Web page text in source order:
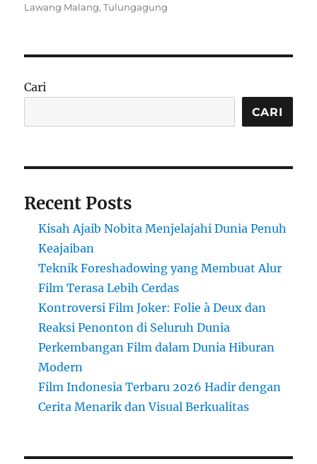
on
Lawang Malang,Tulungagung
Cari
CARI
Recent Posts
Kisah Ajaib Nobita Menjelajahi Dunia Penuh
Keajaiban
Teknik Foreshadowing yang Membuat Alur
Film Terasa Lebih Cerdas
Kontroversi Film Joker: Folie à Deux dan
Reaksi Penonton di Seluruh Dunia
Perkembangan Film dalam Dunia Hiburan
Modern
Film Indonesia Terbaru 2026 Hadir dengan
Cerita Menarik dan Visual Berkualitas